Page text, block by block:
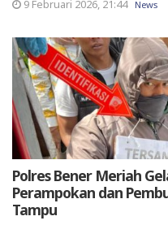
9 Februari 2026, 21:44 News
Polres Bener Meriah
Perampokan dan
Tampu